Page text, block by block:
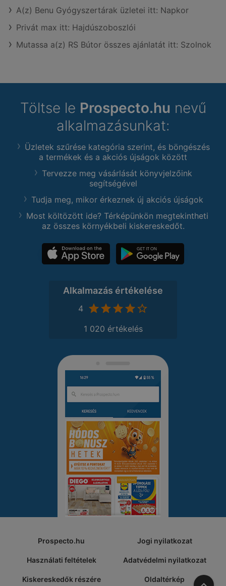
A(z) Benu Gyógyszertárak üzletei itt: Napkor
Privát max itt: Hajdúszoboszlói
Mutassa a(z) RS Bútor összes ajánlatát itt: Szolnok
Töltse le Prospecto.hu nevű
alkalmazásunkat:
Üzletek szűrése kategória szerint, és böngészés
a termékek és a akciós újságok között
Tervezze meg vásárlását könyvjelzőink
segítségével
Tudja meg, mikor érkeznek új akciós újságok
Most költözött ide? Térképünkön megtekintheti
az összes környékbeli kiskereskedőt.
Alkalmazás értékelése
4
1 020 értékelés
Prospecto.hu Jogi nyilatkozat
Használati feltételek Adatvédelmi nyilatkozat
Kiskereskedők részére Oldaltérkép A